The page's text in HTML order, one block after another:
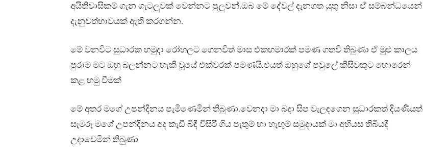
අයිතිවාසිකම් ගැන ගැටලුවක් වෙන්නට පුලුවන්.ඔබ මේ දේවල් දැනගත යුතු නිසා ඒ සම්බන්ධයෙන්
දැනුවත්භාවයක් ඇති කරගන්න.
මේ වනවිට සුධාරක හමුදා රෝහලට ගෙනවිත් මාස එකහමාරක් පමණ ගතවී තිබුණා ඒ මුළු කාලය
පුරාම මට ඔහු බලන්නට හැකි වූයේ එක්වරක් පමණයි.එයත් ඔහුගේ පවුලේ කිසිවකුට හොරෙන්
කළ හමු වීමක්
මේ අතර මගේ උපන්දිනය පැමිණෙමින් තිබුණා.වෙනදා මා බදා සිප වැලඳගෙන සුධාරකත් දියණියත්
සැමරූ මගේ උපන්දිනය අද කැඩී බිඳී විසිරී ගිය පැතුම් හා හැඟුම් සමුදායක් මා අභියස තිබියදී
උදාවෙමින් තිබුණා